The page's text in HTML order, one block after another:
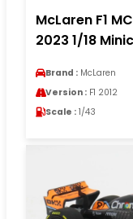
McLaren F1
2023 1/18
Brand : McLaren
Version : F1 2012
Scale : 1/43